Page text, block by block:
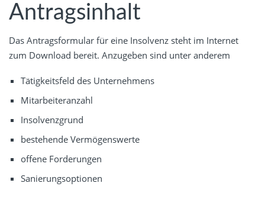
Antragsinhalt
Das Antragsformular für eine Insolvenz steht im Internet
zum Download bereit. Anzugeben sind unter anderem
Tätigkeitsfeld des Unternehmens
Mitarbeiteranzahl
Insolvenzgrund
bestehende Vermögenswerte
offene Forderungen
Sanierungsoptionen